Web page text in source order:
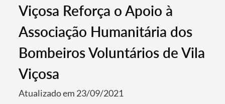
Viçosa Reforça o Apoio à
Associação Humanitária dos
Bombeiros Voluntários de Vila
Viçosa
Atualizado em 23/09/2021